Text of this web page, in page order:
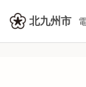
北九州市